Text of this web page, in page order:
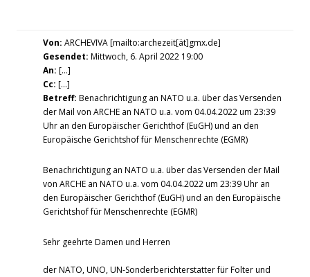
Von: ARCHEVIVA [mailto:archezeit[ät]gmx.de]
Gesendet: Mittwoch, 6. April 2022 19:00
An: […]
Cc: […]
Betreff: Benachrichtigung an NATO u.a. über das Versenden
der Mail von ARCHE an NATO u.a. vom 04.04.2022 um 23:39
Uhr an den Europäischer Gerichthof (EuGH) und an den
Europäische Gerichtshof für Menschenrechte (EGMR)
Benachrichtigung an NATO u.a. über das Versenden der Mail
von ARCHE an NATO u.a. vom 04.04.2022 um 23:39 Uhr an
den Europäischer Gerichthof (EuGH) und an den Europäische
Gerichtshof für Menschenrechte (EGMR)
Sehr geehrte Damen und Herren
der NATO, UNO, UN-Sonderberichterstatter für Folter und